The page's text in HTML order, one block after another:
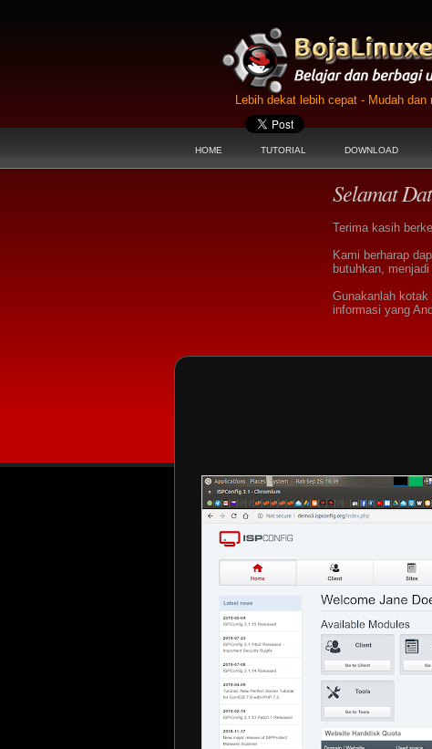
Lebih dekat lebih cepat - Mudah dan
HOME TUTORIAL DOWNLOAD
Selamat
Terima kasih
Kami berharap
butuhkan,
Gunakanlah
informasi yang
ISPconfig Free cPanel - How to Install